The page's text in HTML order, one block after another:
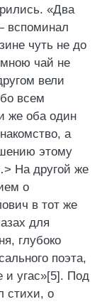
«Два
вспоминал
чуть не до
чай не
вели
всем
же оба один
а
этому
На другой же
о
в тот же
для
глубоко
поэта,
и угас»[5]. Под
стихи, о